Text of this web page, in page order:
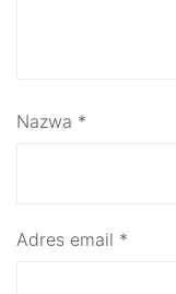
Nazwa *
Adres email *